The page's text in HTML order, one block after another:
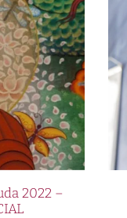
2022 –